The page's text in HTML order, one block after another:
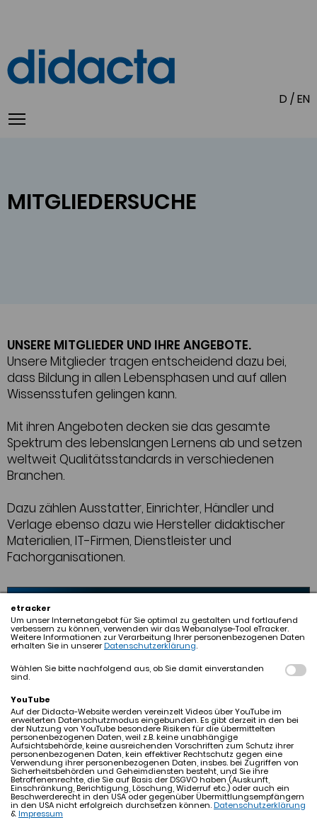
D /EN
MITGLIEDERSUCHE
UNSERE MITGLIEDER UND IHRE ANGEBOTE.
Unsere Mitglieder tragen entscheidend dazu bei,
dass Bildung in allen Lebensphasen und auf allen
Wissensstufen gelingen kann.
Mit ihren Angeboten decken sie das gesamte
Spektrum des lebenslangen Lernens ab und setzen
weltweit Qualitätsstandards in verschiedenen
Branchen.
Dazu zählen Ausstatter, Einrichter, Händler und
Verlage ebenso dazu wie Hersteller didaktischer
Materialien, IT-Firmen, Dienstleister und
Fachorganisationen.
SUCHEN SIE UNSERE MITGLIEDER NACH DEM
ALPHABET:
ABCDEFGHIJK L
MNOPQRSTUV
WXYZ
etracker
Um unser Internetangebot für Sie optimal zu gestalten und fortlaufend
verbessern zu können, verwenden wir das Webanalyse-Tool eTracker.
Weitere Informationen zur Verarbeitung Ihrer personenbezogenen Daten
erhalten Sie in unsererDatenschutzerklärung.
Wählen Sie bitte nachfolgend aus, ob Sie damit einverstanden
sind.
YouTube
Auf der Didacta-Website werden vereinzelt Videos über YouTube im
erweiterten Datenschutzmodus eingebunden. Es gibt derzeit in den bei
der Nutzung von YouTube besondere Risiken für die übermittelten
personenbezogenen Daten, weil z.B. keine unabhängige
Aufsichtsbehörde, keine ausreichenden Vorschriften zum Schutz ihrer
personenbezogenen Daten, kein effektiver Rechtschutz gegen eine
Verwendung ihrer personenbezogenen Daten, insbes. bei Zugriffen von
Sicherheitsbehörden und Geheimdiensten besteht, und Sie ihre
Betroffenenrechte, die Sie auf Basis der DSGVO haben (Auskunft,
Einschränkung, Berichtigung, Löschung, Widerruf etc.) oder auch ein
Beschwerderecht in den USA oder gegenüber Übermittlungsempfängern
in den USA nicht erfolgreich durchsetzen können.Datenschutzerklärung
&Impressum